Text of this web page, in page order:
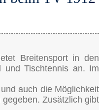
Breitensport in den
und Tischtennis an. Im
auch die Möglichkeit
Zusätzlich gibt